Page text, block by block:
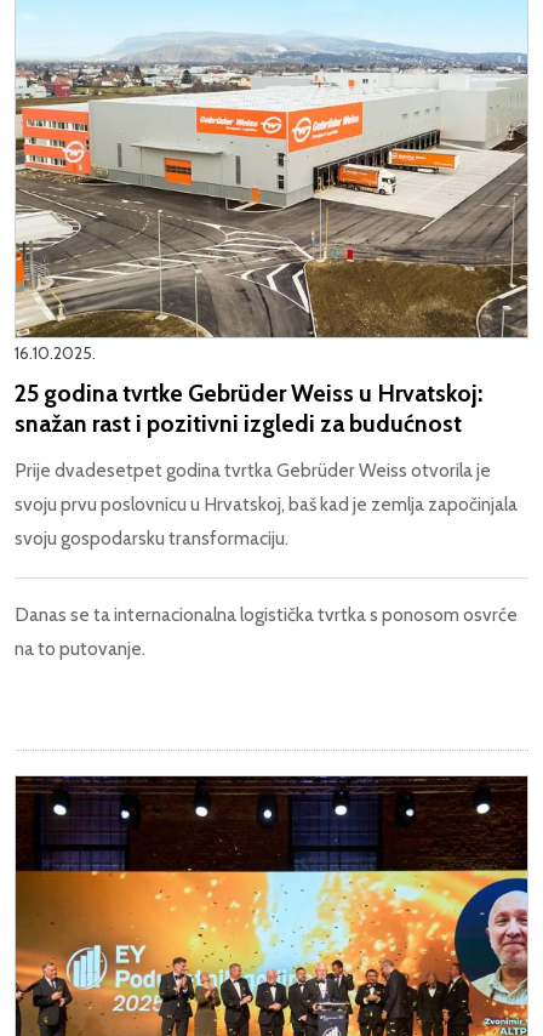
16.10.2025.
25 godina tvrtke Gebrüder Weiss u Hrvatskoj:
snažan rast i pozitivni izgledi za budućnost
Prije dvadesetpet godina tvrtka Gebrüder Weiss otvorila je
svoju prvu poslovnicu u Hrvatskoj, baš kad je zemlja započinjala
svoju gospodarsku transformaciju.
Danas se ta internacionalna logistička tvrtka s ponosom osvrće
na to putovanje.